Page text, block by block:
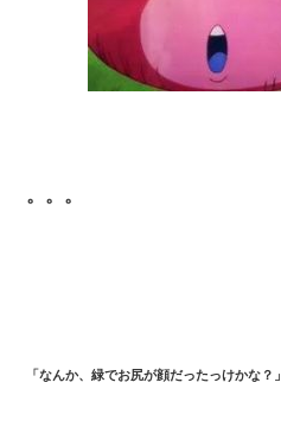
。。。
「なんか、緑でお尻が顔だったっけかな？」